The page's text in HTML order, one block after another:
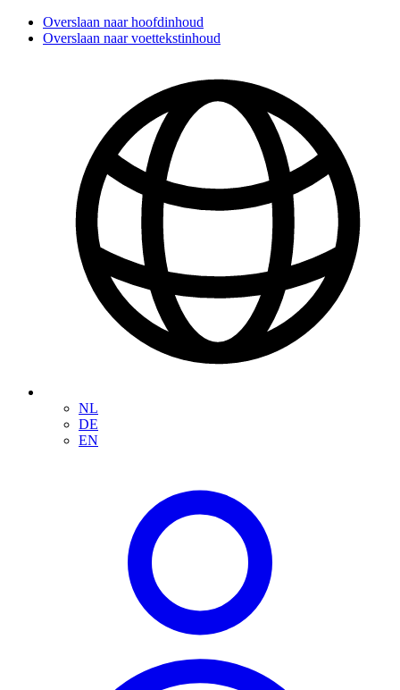
Overslaan naar hoofdinhoud
Overslaan naar voettekstinhoud
NL
DE
EN